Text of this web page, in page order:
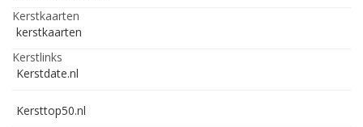
Kerstkaarten
kerstkaarten
Kerstlinks
Kerstdate.nl
Kersttop50.nl